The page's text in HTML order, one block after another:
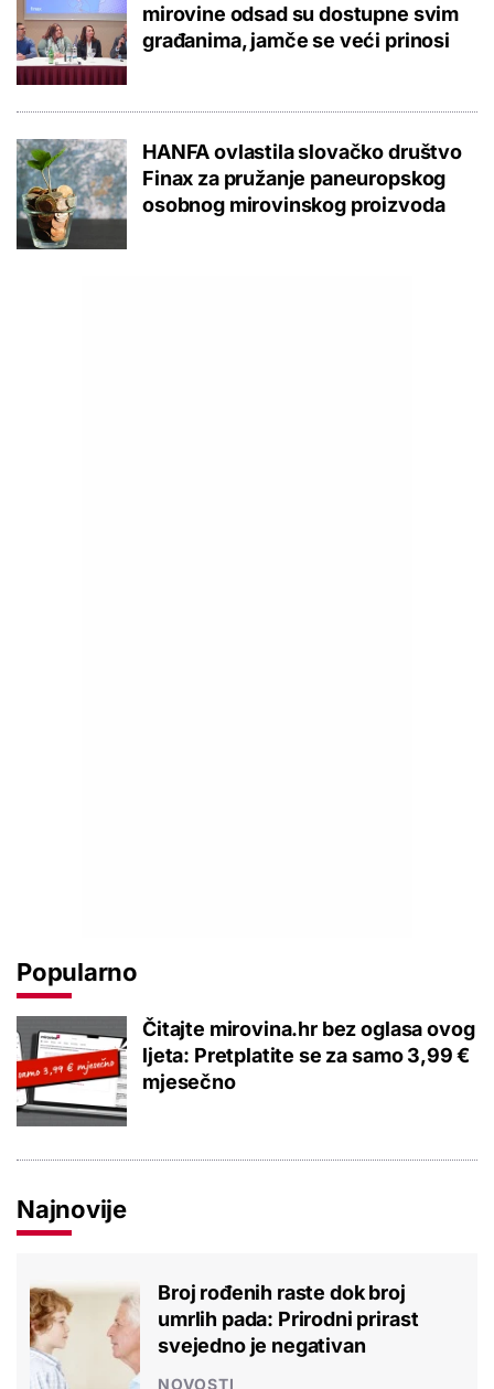
mirovine odsad su dostupne svim
građanima, jamče se veći prinosi
HANFA ovlastila slovačko društvo
Finax za pružanje paneuropskog
osobnog mirovinskog proizvoda
Popularno
Čitajte mirovina.hr bez oglasa ovog
ljeta: Pretplatite se za samo 3,99 €
mjesečno
Najnovije
Broj rođenih raste dok broj
umrlih pada: Prirodni prirast
svejedno je negativan
NOVOSTI